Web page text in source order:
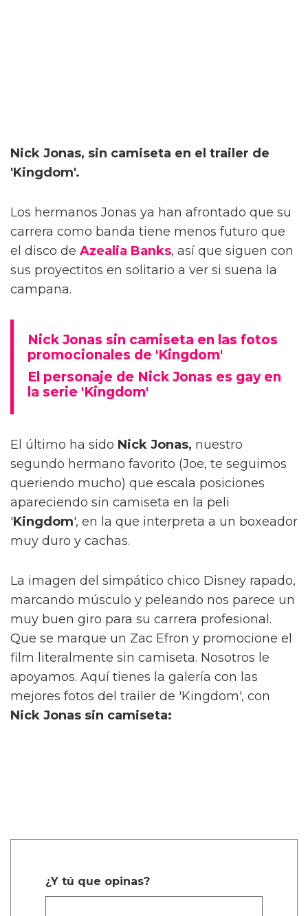
Nick Jonas, sin camiseta en el trailer de
'Kingdom'.
Los hermanos Jonas ya han afrontado que su
carrera como banda tiene menos futuro que
el disco de Azealia Banks, así que siguen con
sus proyectitos en solitario a ver si suena la
campana.
Nick Jonas sin camiseta en las fotos
promocionales de 'Kingdom'
El personaje de Nick Jonas es gay en
la serie 'Kingdom'
El último ha sido Nick Jonas, nuestro
segundo hermano favorito (Joe, te seguimos
queriendo mucho) que escala posiciones
apareciendo sin camiseta en la peli
'Kingdom', en la que interpreta a un boxeador
muy duro y cachas.
La imagen del simpático chico Disney rapado,
marcando músculo y peleando nos parece un
muy buen giro para su carrera profesional.
Que se marque un Zac Efron y promocione el
film literalmente sin camiseta. Nosotros le
apoyamos. Aquí tienes la galería con las
mejores fotos del trailer de 'Kingdom', con
Nick Jonas sin camiseta:
¿Y tú que opinas?